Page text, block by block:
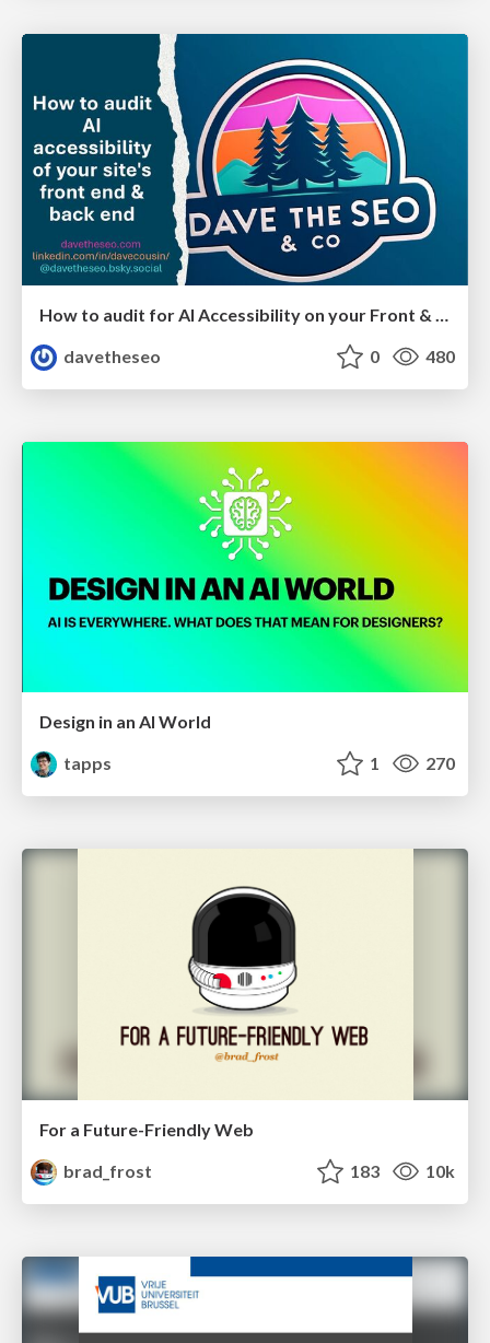
How to audit for AI Accessibility on your Front & Back End
davetheseo
0 480
Design in an AI World
tapps
1 270
For a Future-Friendly Web
brad_frost
183 10k